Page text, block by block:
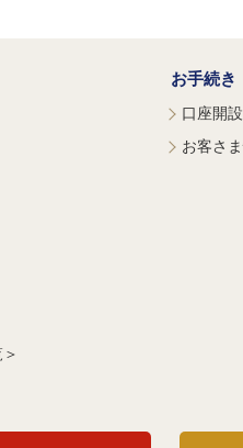
お手続き
口座開
お客さ